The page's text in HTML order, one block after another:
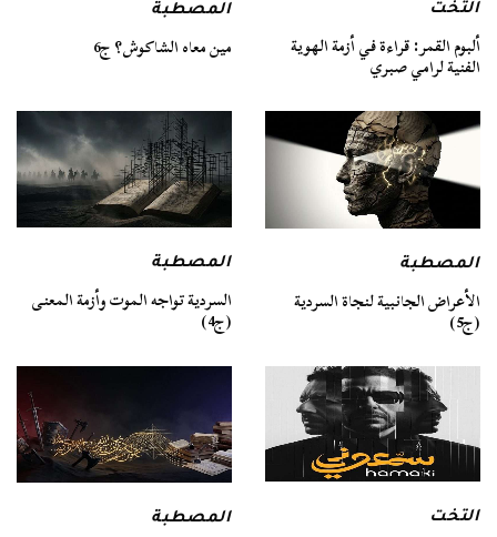
التخت
ألبوم القمر: قراءة في أزمة الهوية
الفنية لرامي صبري
المصطبة
مين معاه الشاكوش؟ ج6
المصطبة
الأعراض الجانبية لنجاة السردية
(ج5)
المصطبة
السردية تواجه الموت وأزمة المعنى
(ج4)
التخت المصطبة